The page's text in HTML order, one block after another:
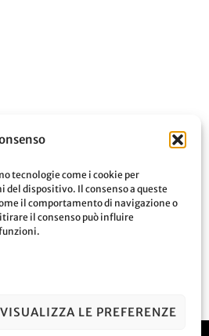
tecnologie come i cookie per
dispositivo. Il consenso a queste
il comportamento di navigazione o
il consenso può influire
VISUALIZZA LE PREFERENZE
Leggi